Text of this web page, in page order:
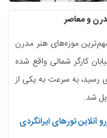
و معاصر
موزه‌های هنر مدرن
کارگر شمالی واقع شده
1356 به بهره‌برداری رسید، به سرعت به یکی از
شد.
آنلاین تورهای ایرانگردی